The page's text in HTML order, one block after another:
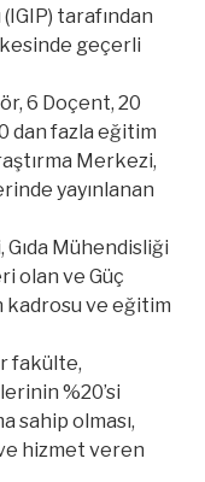
tarafından
geçerli
6 Doçent, 20
dan fazla eğitim
Merkezi,
yayınlanan
Mühendisliği
olan ve Güç
kadrosu ve eğitim
fakülte,
%20’si
sahip olması,
hizmet veren